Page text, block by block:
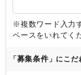
※複数ワード入力
ペースをいれてく
「募集条件」にこだ